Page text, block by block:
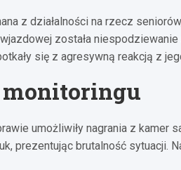
z działalności na rzecz
została
się z agresywną reakcją z
monitoringu
umożliwiły nagrania z kamer
prezentując brutalność sytuacji.